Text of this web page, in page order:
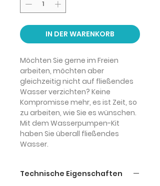
IN DER WARENKORB
Möchten Sie gerne im Freien
arbeiten, möchten aber
gleichzeitig nicht auf fließendes
Wasser verzichten? Keine
Kompromisse mehr, es ist Zeit, so
zu arbeiten, wie Sie es wünschen.
Mit dem Wasserpumpen-Kit
haben Sie überall fließendes
Wasser.
Technische Eigenschaften